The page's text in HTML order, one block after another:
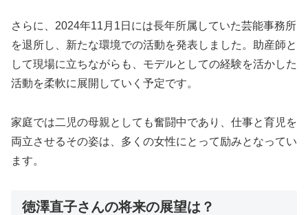
さらに、2024年11月1日には長年所属していた芸能事務所
を退所し、新たな環境での活動を発表しました。助産師と
して現場に立ちながらも、モデルとしての経験を活かした
活動を柔軟に展開していく予定です。
家庭では二児の母親としても奮闘中であり、仕事と育児を
両立させるその姿は、多くの女性にとって励みとなってい
ます。
徳澤直子さんの将来の展望は？